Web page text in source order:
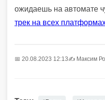
ожидаешь на автомате
трек на всех
📅 20.08.2023 12:13✍️ Максим